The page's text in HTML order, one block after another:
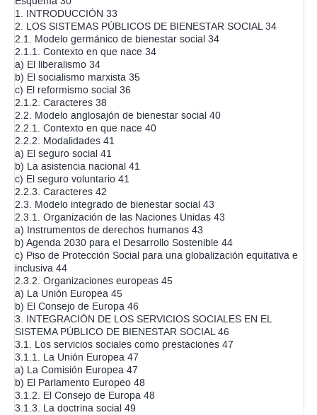
1. INTRODUCCIÓN 33
2. LOS SISTEMAS PÚBLICOS DE BIENESTAR SOCIAL 34
2.1. Modelo germánico de bienestar social 34
2.1.1. Contexto en que nace 34
a) El liberalismo 34
b) El socialismo marxista 35
c) El reformismo social 36
2.1.2. Caracteres 38
2.2. Modelo anglosajón de bienestar social 40
2.2.1. Contexto en que nace 40
2.2.2. Modalidades 41
a) El seguro social 41
b) La asistencia nacional 41
c) El seguro voluntario 41
2.2.3. Caracteres 42
2.3. Modelo integrado de bienestar social 43
2.3.1. Organización de las Naciones Unidas 43
a) Instrumentos de derechos humanos 43
b) Agenda 2030 para el Desarrollo Sostenible 44
c) Piso de Protección Social para una globalización equitativa e
inclusiva 44
2.3.2. Organizaciones europeas 45
a) La Unión Europea 45
b) El Consejo de Europa 46
3. INTEGRACIÓN DE LOS SERVICIOS SOCIALES EN EL
SISTEMA PÚBLICO DE BIENESTAR SOCIAL 46
3.1. Los servicios sociales como prestaciones 47
3.1.1. La Unión Europea 47
a) La Comisión Europea 47
b) El Parlamento Europeo 48
3.1.2. El Consejo de Europa 48
3.1.3. La doctrina social 49